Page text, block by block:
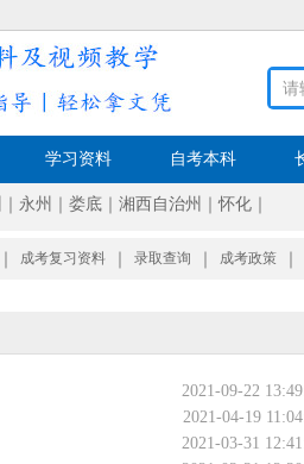
学习资料 自考本科
永州 娄底 湘西自治州 ｜怀化
成考复习资料 录取查询 成考政策
2021-09-22
2021-04-19
2021-03-31